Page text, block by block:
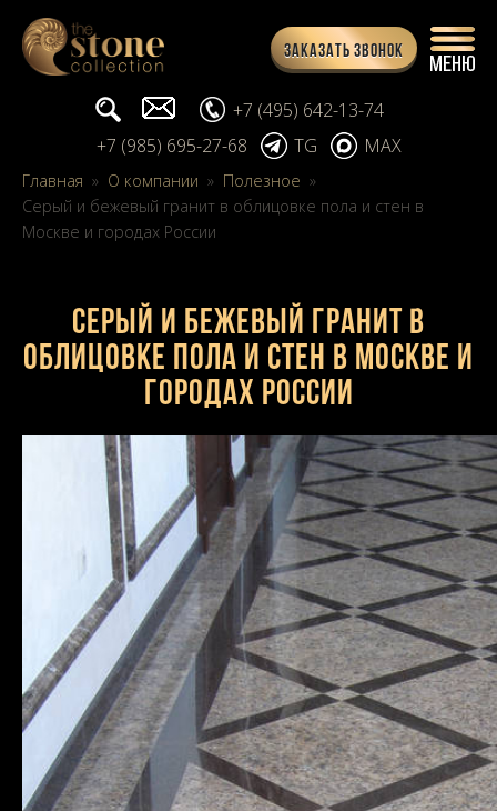
Заказать звонок
Поиск... info@stone-collection.ru
+7 (495) 642-13-74
+7 (985) 695-27-68
TG MAX
Главная » О компании » Полезное »
Серый и бежевый гранит в облицовке пола и стен в
Москве и городах России
Серый и бежевый гранит в
облицовке пола и стен в Москве и
городах России